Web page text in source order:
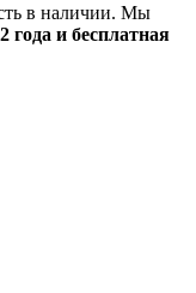
в наличии. Мы
года и бесплатная